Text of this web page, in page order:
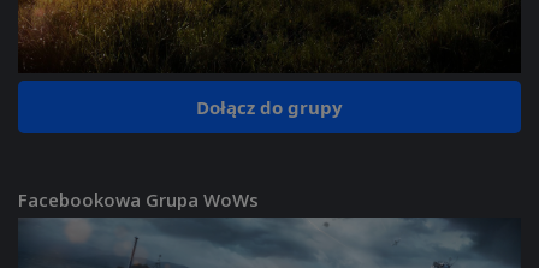
Dołącz do grupy
Facebookowa Grupa WoWs